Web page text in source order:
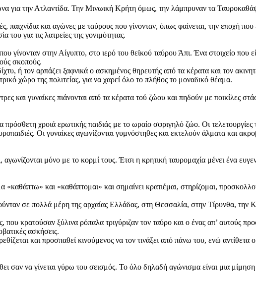
για την Ατλαντίδα. Την Μινωική Κρήτη όμως, την λάμπρυναν τα
παιχνίδια και αγώνες με ταύρους που γίνονταν, όπως φαίνεται, την εποχή
για τις λατρείες της γονιμότητας.
γίνονταν στην Αίγυπτο, στο ιερό του θεϊκού ταύρου Άπι. Ένα στοιχείο
σκοπούς.
ή τον αρπάζει ξαφνικά ο ασκημένος θηρευτής από τα κέρατα και τον
χώρο της πολιτείας, για να χαρεί όλο το πλήθος το μοναδικό θέαμα.
και γυναίκες πιάνονται από τα κέρατα τού ζώου και πηδούν με ποικίλες
χροιά ερωτικής παιδιάς με το ωραίο σφριγηλό ζώο. Οι
Οι γυναίκες αγωνίζονται γυμνόστηθες και εκτελούν άλματα και
μόνο με το κορμί τους. Έτσι η κρητική ταυρομαχία μένει ένα
και «καθάπτομαι» και σημαίνει κρατιέμαι, στηρίζομαι,
σε πολλά μέρη της αρχαίας Ελλάδας, στη Θεσσαλία, στην Τίρυνθα, την
κρατούσαν ξύλινα ρόπαλα τριγύριζαν τον ταύρο και ο ένας απ’ αυτούς
ασκήσεις.
και προσπαθεί κινούμενος να τον τινάξει από πάνω του, ενώ
σαν να γίνεται γύρω του σεισμός. Το όλο δηλαδή αγώνισμα είναι μια